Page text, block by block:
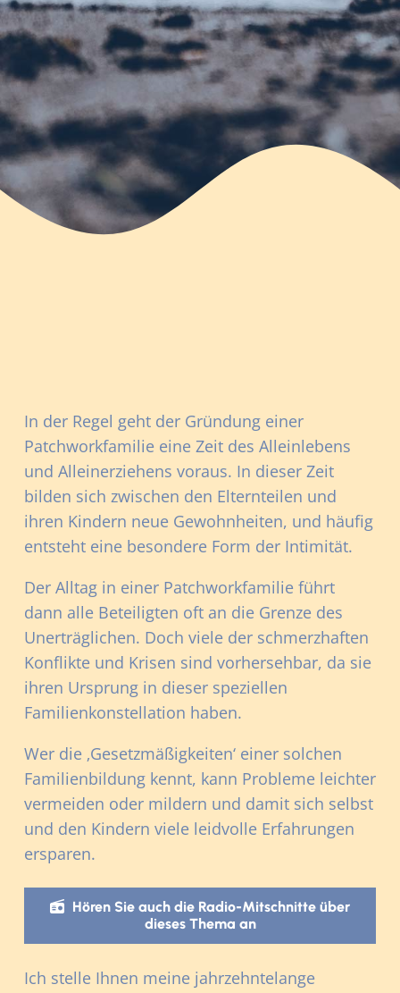
In der Regel geht der Gründung einer
Patchworkfamilie eine Zeit des Alleinlebens
und Alleinerziehens voraus. In dieser Zeit
bilden sich zwischen den Elternteilen und
ihren Kindern neue Gewohnheiten, und häufig
entsteht eine besondere Form der Intimität.
Der Alltag in einer Patchworkfamilie führt
dann alle Beteiligten oft an die Grenze des
Unerträglichen. Doch viele der schmerzhaften
Konflikte und Krisen sind vorhersehbar, da sie
ihren Ursprung in dieser speziellen
Familienkonstellation haben.
Wer die ‚Gesetzmäßigkeiten‘ einer solchen
Familienbildung kennt, kann Probleme leichter
vermeiden oder mildern und damit sich selbst
und den Kindern viele leidvolle Erfahrungen
ersparen.
Hören Sie auch die Radio-Mitschnitte über
dieses Thema an
Ich stelle Ihnen meine jahrzehntelange